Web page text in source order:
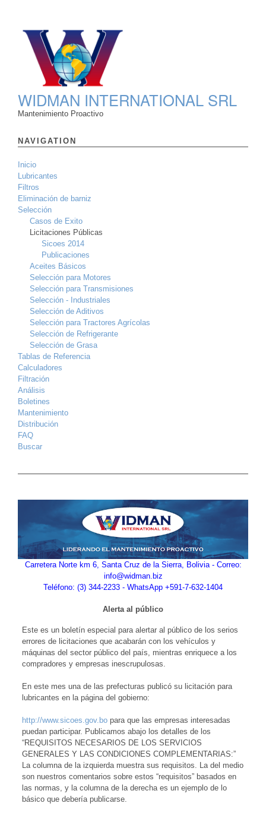
WIDMAN INTERNATIONAL SRL
Mantenimiento Proactivo
NAVIGATION
Inicio
Lubricantes
Filtros
Eliminación de barniz
Selección
Casos de Exito
Licitaciones Públicas
Sicoes 2014
Publicaciones
Aceites Básicos
Selección para Motores
Selección para Transmisiones
Selección - Industriales
Selección de Aditivos
Selección para Tractores Agrícolas
Selección de Refrigerante
Selección de Grasa
Tablas de Referencia
Calculadores
Filtración
Análisis
Boletines
Mantenimiento
Distribución
FAQ
Buscar
Carretera Norte km 6, Santa Cruz de la Sierra, Bolivia - Correo:
info@widman.biz
Teléfono: (3) 344-2233 - WhatsApp +591-7-632-1404
Alerta al público
Este es un boletín especial para alertar al público de los serios
errores de licitaciones que acabarán con los vehículos y
máquinas del sector público del país, mientras enriquece a los
compradores y empresas inescrupulosas.
En este mes una de las prefecturas publicó su licitación para
lubricantes en la página del gobierno:
http://www.sicoes.gov.bo para que las empresas interesadas
puedan participar. Publicamos abajo los detalles de los
“REQUISITOS NECESARIOS DE LOS SERVICIOS
GENERALES Y LAS CONDICIONES COMPLEMENTARIAS:”
La columna de la izquierda muestra sus requisitos. La del medio
son nuestros comentarios sobre estos “requisitos” basados en
las normas, y la columna de la derecha es un ejemplo de lo
básico que debería publicarse.